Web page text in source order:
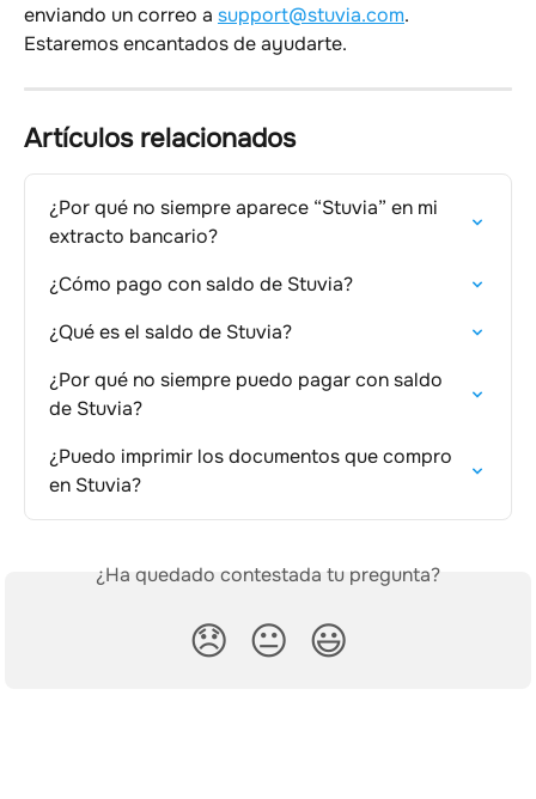
enviando un correo a support@stuvia.com.
Estaremos encantados de ayudarte.
Artículos relacionados
¿Por qué no siempre aparece “Stuvia” en mi
extracto bancario?
¿Cómo pago con saldo de Stuvia?
¿Qué es el saldo de Stuvia?
¿Por qué no siempre puedo pagar con saldo
de Stuvia?
¿Puedo imprimir los documentos que compro
en Stuvia?
¿Ha quedado contestada tu pregunta?
😞 😐 😃